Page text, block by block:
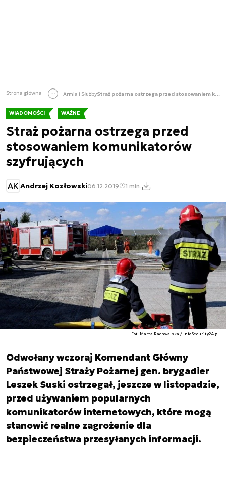
Strona główna Armia i Służby Straż pożarna ostrzega przed stosowaniem komunikatorów szyfrujących
WIADOMOŚCI WAŻNE
Straż pożarna ostrzega przed
stosowaniem komunikatorów
szyfrujących
AK Andrzej Kozłowski06.12.2019 1 min.
Fot. Marta Rachwalska / InfoSecurity24.pl
Odwołany wczoraj Komendant Główny
Państwowej Straży Pożarnej gen. brygadier
Leszek Suski ostrzegał, jeszcze w listopadzie,
przed używaniem popularnych
komunikatorów internetowych, które mogą
stanowić realne zagrożenie dla
bezpieczeństwa przesyłanych informacji.